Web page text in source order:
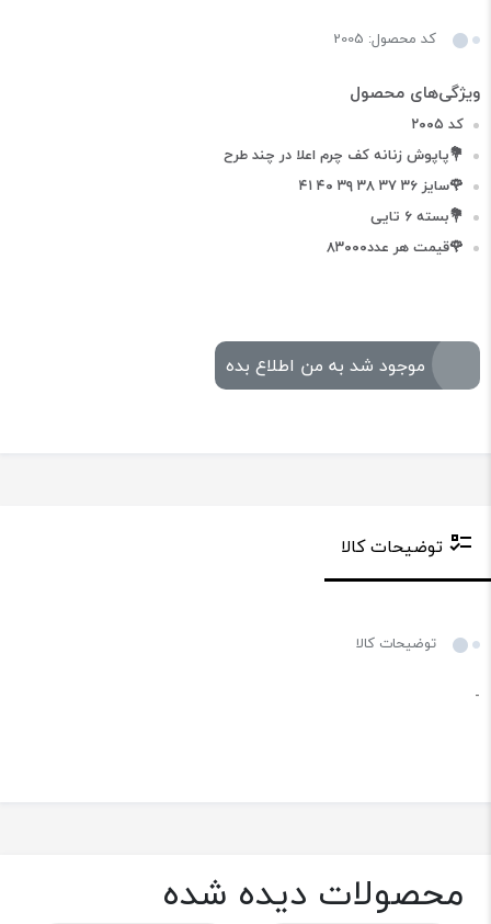
کد محصول: 2005
کد ۲۰۰۵
💐پاپوش زنانه کف چرم اعلا در چند طرح
🌹سایز ۳۶ ۳۷ ۳۸ ۳۹ ۴۰ ۴۱
💐بسته ۶ تایی
🌹قیمت هر عدد۸۳۰۰۰
موجود شد به من اطلاع بده
توضیحات کالا
توضیحات کالا
-
محصولات دیده شده